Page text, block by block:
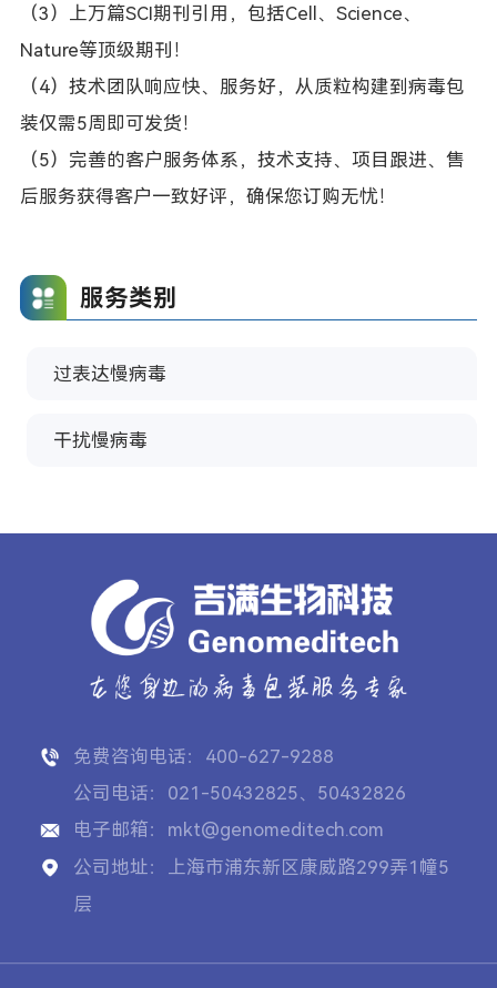
（3）上万篇SCI期刊引用，包括Cell、Science、
Nature等顶级期刊！
（4）技术团队响应快、服务好，从质粒构建到病毒包
装仅需5周即可发货！
（5）完善的客户服务体系，技术支持、项目跟进、售
后服务获得客户一致好评，确保您订购无忧！
服务类别
过表达慢病毒
干扰慢病毒
免费咨询电话：400-627-9288
公司电话：021-50432825、50432826
电子邮箱：mkt@genomeditech.com
公司地址：上海市浦东新区康威路299弄1幢5
层